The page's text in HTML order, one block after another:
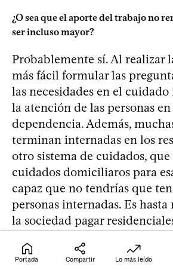
¿O sea que el aporte del trabajo no
ser incluso mayor?
Probablemente sí. Al realizar
más fácil formular las
las necesidades en el
la atención de las personas
dependencia. Además,
terminan internadas en los
otro sistema de cuidados,
cuidados domiciliaros para
capaz que no tendrías que
personas internadas. Es hasta
la sociedad pagar
los cupos cama. Por eso sería
Portada Compartir Lo más leído